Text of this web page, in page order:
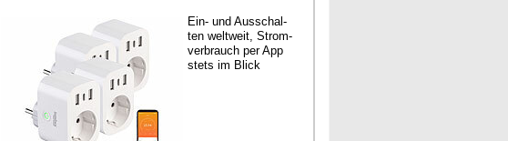
Ein- und Aus­schal­
ten welt­weit, Strom­
ver­brauch per App
stets im Blick